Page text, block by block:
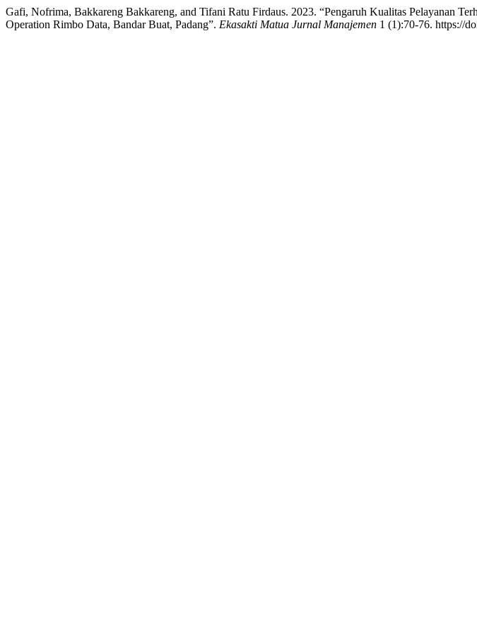
Gafi, Nofrima, Bakkareng Bakkareng, and Tifani Ratu Firdaus. 2023. “Pengaruh Kualitas Pelayanan
Operation Rimbo Data, Bandar Buat, Padang”. Ekasakti Matua Jurnal Manajemen 1 (1):70-76. https://